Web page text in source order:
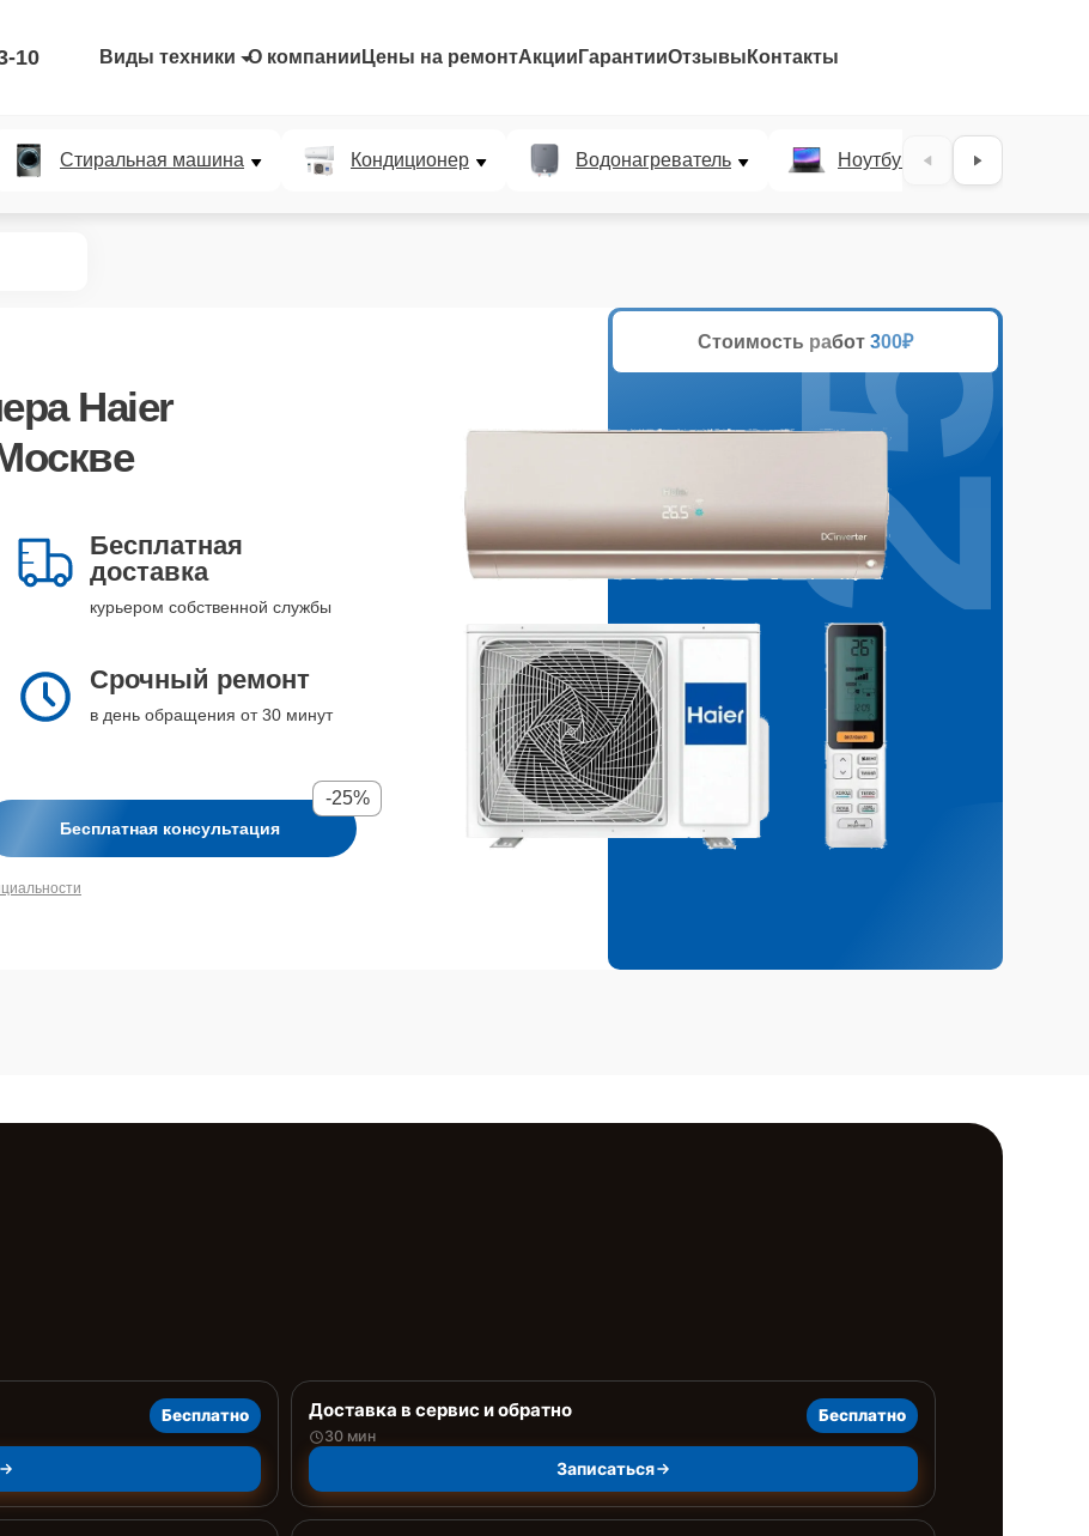
10 Виды техники О компании Цены на ремонтАкции ГарантииОтзывы Контакты
Стиральная машина Кондиционер Водонагреватель Ноутбук
Haier
Бесплатная
доставка
курьером собственной службы
Срочный ремонт
в день обращения от 30 минут
Бесплатная консультация
-25%
Стоимость работ 300₽
25%
Бесплатно Доставка в сервис и обратно
30 мин
Бесплатно
Записаться